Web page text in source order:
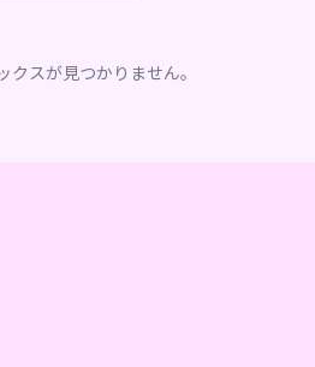
クスが見つかりません。